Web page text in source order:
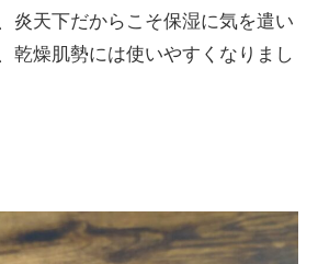
炎天下だからこそ保湿に気を遣い
乾燥肌勢には使いやすくなりまし